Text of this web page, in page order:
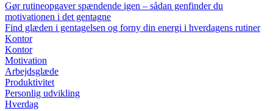
Gør rutineopgaver spændende igen – sådan genfinder du
motivationen i det gentagne
Find glæden i gentagelsen og forny din energi i hverdagens rutiner
Kontor
Kontor
Motivation
Arbejdsglæde
Produktivitet
Personlig udvikling
Hverdag